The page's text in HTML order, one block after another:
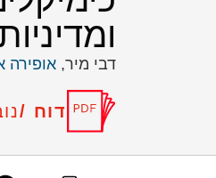
דבי מיר, אופירה
דוח /